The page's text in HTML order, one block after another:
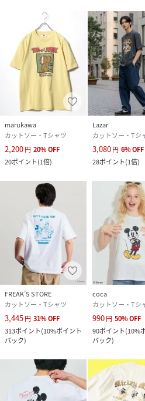
為、イベントやフェスでのカッ
コーデにSNS映えするおすすめ
marukawa/マルカワ
ベーシックな”デイリーウェア”か
ウェア”まで、日々のファッショ
を。
機能を備えた”スポーツウェア”
ドアウェア”まで休日のライフス
プライスで提案します｡
▽お買い物をお楽しみいただく為
■商品のお気に入り登録（ハー
完売カラーの再入荷通知や、在
の通知を受け取ることができます
■ブランドのお気に入り登録
新商品がUPされたり売り切れ商
ち早くブランドのお得な情報を受
※掲載画像の商品の色味は、サン
や屋内の光の照射や角度により実
ざいます
また表示のサイズ感と実物は若干
で、予めご了承ください。
※他のキャンペーンにより、期
あります。
marukawa
カットソー・Tシャツ
2,200円 20%OFF
20ポイント(1倍)
Lazar
カットソー・Tシ
3,080円 6%OFF
28ポイント(1倍)
FREAK’S STORE
カットソー・Tシャツ
3,445円 31%OFF
313ポイント(10%ポイント
バック)
coca
カットソー・Tシ
990円 50%OFF
90ポイント(10%
バック)